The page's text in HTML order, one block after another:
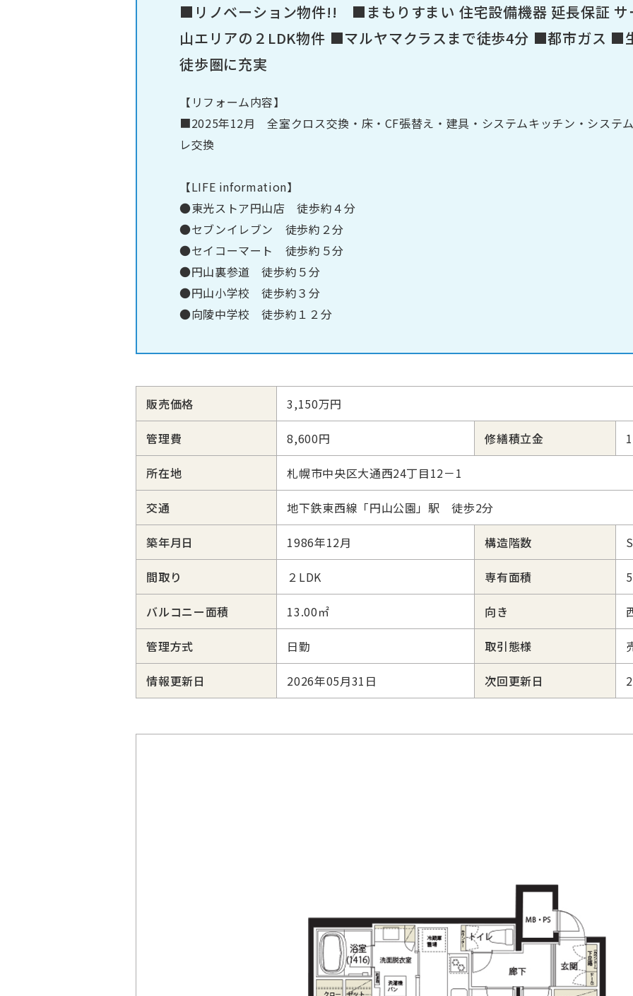
■リノベーション物件!! ■まもりすまい 住宅設備機器 延長保証
山エリアの２LDK物件 ■マルヤマクラスまで徒歩4分 ■都市ガス ■
徒歩圏に充実
【リフォーム内容】
■2025年12月 全室クロス交換・床・CF張替え・建具・システムキッチン・システ
レ交換
【LIFE information】
●東光ストア円山店 徒歩約４分
●セブンイレブン 徒歩約２分
●セイコーマート 徒歩約５分
●円山裏参道 徒歩約５分
●円山小学校 徒歩約３分
●向陵中学校 徒歩約１２分
販売価格 3,150万円
管理費 8,600円 修繕積立金
所在地 札幌市中央区大通西24丁目12－1
交通 地下鉄東西線「円山公園」駅 徒歩2分
築年月日 1986年12月 構造階数
間取り ２LDK 専有面積
バルコニー面積 13.00㎡ 向き
管理方式 日勤 取引態様
情報更新日 2026年05月31日 次回更新日